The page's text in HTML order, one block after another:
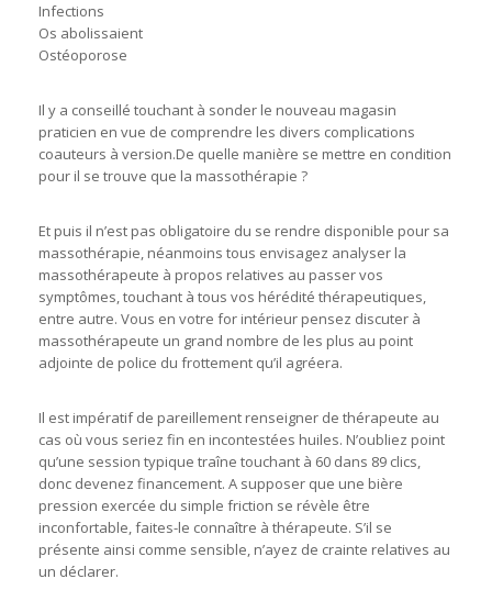
Infections
Os abolissaient
Ostéoporose
Il y a conseillé touchant à sonder le nouveau magasin
praticien en vue de comprendre les divers complications
coauteurs à version.De quelle manière se mettre en condition
pour il se trouve que la massothérapie ?
Et puis il n’est pas obligatoire du se rendre disponible pour sa
massothérapie, néanmoins tous envisagez analyser la
massothérapeute à propos relatives au passer vos
symptômes, touchant à tous vos hérédité thérapeutiques,
entre autre. Vous en votre for intérieur pensez discuter à
massothérapeute un grand nombre de les plus au point
adjointe de police du frottement qu’il agréera.
Il est impératif de pareillement renseigner de thérapeute au
cas où vous seriez fin en incontestées huiles. N’oubliez point
qu’une session typique traîne touchant à 60 dans 89 clics,
donc devenez financement. A supposer que une bière
pression exercée du simple friction se révèle être
inconfortable, faites-le connaître à thérapeute. S’il se
présente ainsi comme sensible, n’ayez de crainte relatives au
un déclarer.